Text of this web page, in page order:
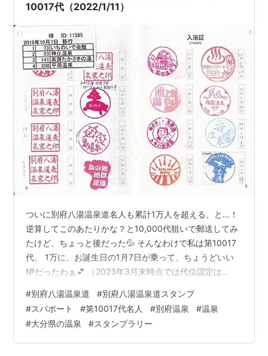
10017代（2022/1/11）
ついに別府八湯温泉道名人も累計1万人を超える、と…！
逆算してこのあたりかな？と10,000代狙いで郵送してみ
たけど、ちょっと後だった💦 そんなわけで私は第10017
代、 1万に、お誕生日の1月7日が乗って、ちょうどいい
№だったわぁ💕 （2023年3月末時点では代位認定は
なくなるときに、 既にケータイにたまっていたスタンプ
分を移してもらったのが冒頭の４つ。 神丘温泉… あの伝
説の駄菓子屋奥の温泉… 嗚呼、懐かしや…。。 ※紫字は
もう今では脱退済みか、スタンプリニュアルの箇所です※
#別府八湯温泉道 #別府八湯温泉道スタンプ
#スパポート #第10017代名人 #別府温泉 #温泉
#大分県の温泉 #スタンプラリー